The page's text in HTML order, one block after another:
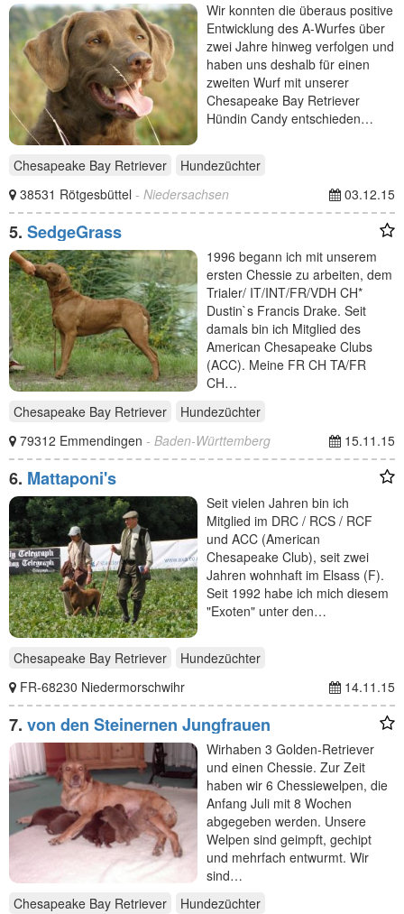
Wir konnten die überaus positive
Entwicklung des A-Wurfes über
zwei Jahre hinweg verfolgen und
haben uns deshalb für einen
zweiten Wurf mit unserer
Chesapeake Bay Retriever
Hündin Candy entschieden…
Chesapeake Bay Retriever
Hundezüchter
38531 Rötgesbüttel - Niedersachsen 03.12.15
5. SedgeGrass
1996 begann ich mit unserem
ersten Chessie zu arbeiten, dem
Trialer/ IT/INT/FR/VDH CH*
Dustin`s Francis Drake. Seit
damals bin ich Mitglied des
American Chesapeake Clubs
(ACC). Meine FR CH TA/FR
CH…
Chesapeake Bay Retriever
Hundezüchter
79312 Emmendingen - Baden-Württemberg 15.11.15
6. Mattaponi's
Seit vielen Jahren bin ich
Mitglied im DRC / RCS / RCF
und ACC (American
Chesapeake Club), seit zwei
Jahren wohnhaft im Elsass (F).
Seit 1992 habe ich mich diesem
"Exoten" unter den…
Chesapeake Bay Retriever
Hundezüchter
FR-68230 Niedermorschwihr
14.11.15
7. von den Steinernen Jungfrauen
Wirhaben 3 Golden-Retriever
und einen Chessie. Zur Zeit
haben wir 6 Chessiewelpen, die
Anfang Juli mit 8 Wochen
abgegeben werden. Unsere
Welpen sind geimpft, gechipt
und mehrfach entwurmt. Wir
sind…
Chesapeake Bay Retriever
Hundezüchter